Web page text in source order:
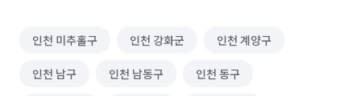
인천 미추홀구 인천 강화군 인천 계양구
인천 남구 인천 남동구 인천 동구